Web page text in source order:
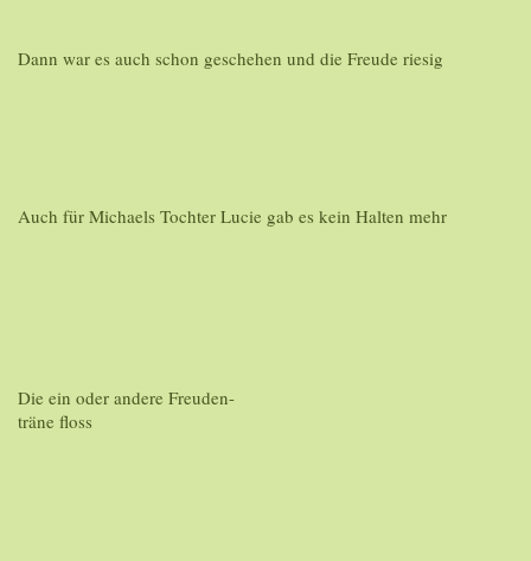
Dann war es auch schon geschehen und die Freude riesig
Auch für Michaels Tochter Lucie gab es kein Halten mehr
Die ein oder andere Freuden-
träne floss